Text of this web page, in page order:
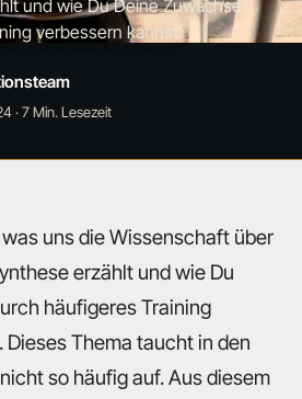
und wie Du Deine Zuwächse
verbessern kannst.
· 7 Min. Lesezeit
uns die Wissenschaft über
erzählt und wie Du
häufigeres Training
Thema taucht in den
so häufig auf. Aus diesem